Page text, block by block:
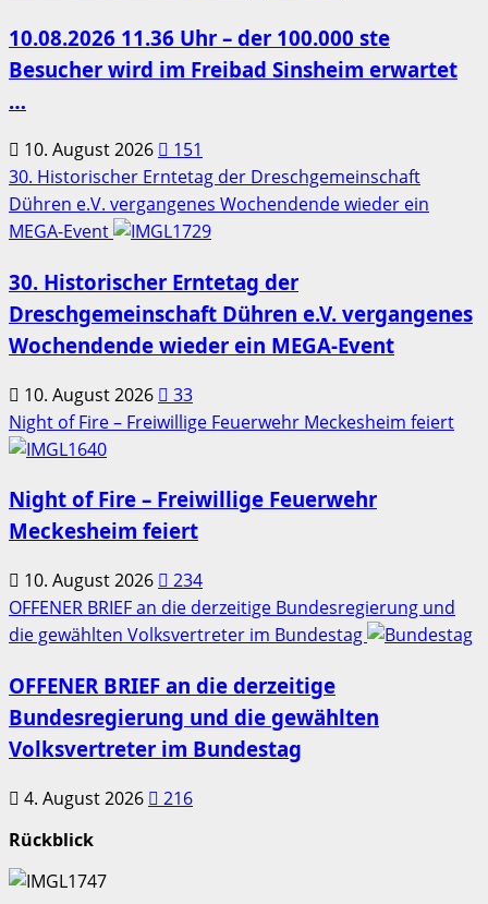
10.08.2026 11.36 Uhr – der 100.000 ste
Besucher wird im Freibad Sinsheim erwartet
…
10. August 2026
151
30. Historischer Erntetag der Dreschgemeinschaft
Dühren e.V. vergangenes Wochendende wieder ein
MEGA-Event
30. Historischer Erntetag der
Dreschgemeinschaft Dühren e.V. vergangenes
Wochendende wieder ein MEGA-Event
10. August 2026
33
Night of Fire – Freiwillige Feuerwehr Meckesheim feiert
Night of Fire – Freiwillige Feuerwehr
Meckesheim feiert
10. August 2026
234
OFFENER BRIEF an die derzeitige Bundesregierung und
die gewählten Volksvertreter im Bundestag
OFFENER BRIEF an die derzeitige
Bundesregierung und die gewählten
Volksvertreter im Bundestag
4. August 2026
216
Rückblick